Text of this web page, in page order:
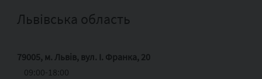
Львівська область
79005, м. Львів, вул. І. Франка, 20
09:00-18:00